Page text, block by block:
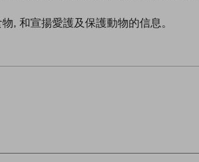
, 和宣揚愛護及保護動物的信息。